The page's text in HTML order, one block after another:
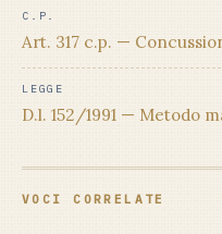
C.P.
Art. 317 c.p. —
LEGGE
D.l. 152/1991 — Metodo
VOCI CORRELATE